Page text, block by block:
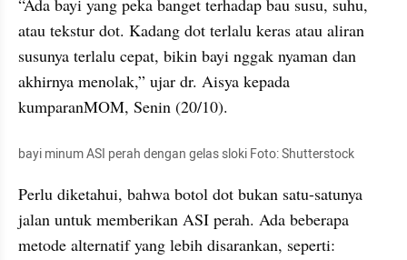
“Ada bayi yang peka banget terhadap bau susu, suhu,
atau tekstur dot. Kadang dot terlalu keras atau aliran
susunya terlalu cepat, bikin bayi nggak nyaman dan
akhirnya menolak,” ujar dr. Aisya kepada
kumparanMOM, Senin (20/10).
bayi minum ASI perah dengan gelas sloki Foto: Shutterstock
Perlu diketahui, bahwa botol dot bukan satu-satunya
jalan untuk memberikan ASI perah. Ada beberapa
metode alternatif yang lebih disarankan, seperti: